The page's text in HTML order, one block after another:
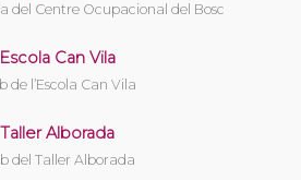
del Centre Ocupacional del Bosc
Escola Can Vila
de l’Escola Can Vila
Taller Alborada
del Taller Alborada